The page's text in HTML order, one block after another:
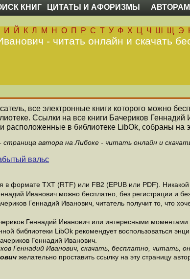
КНИГ ЦИТАТЫ И АФОРИЗМЫ
И Й К Л М Н О П Р С Т У Ф Х Ц Ч Ш Щ Э
- читать онлайн и скачать
все электронные книги которого можно
Ссылки на все книги Бачериков
расположенные в библиотеке LibOk, собраны на
страница автора на Либоке - читать онлайн и
вальс
в формате ТХТ (RTF) или FB2 (EPUB или PDF). Никакой
Иванович можно бесплатно, без регистрации и
Геннадий Иванович, читатель получит то, что
Геннадий Иванович или интересными моментами
библиотеки LibOk рекомендует воспользоваться
Геннадий Иванович.
Геннадий Иванович, скачать, бесплатно, читать,
желательно проставить ссылку на эту страницу